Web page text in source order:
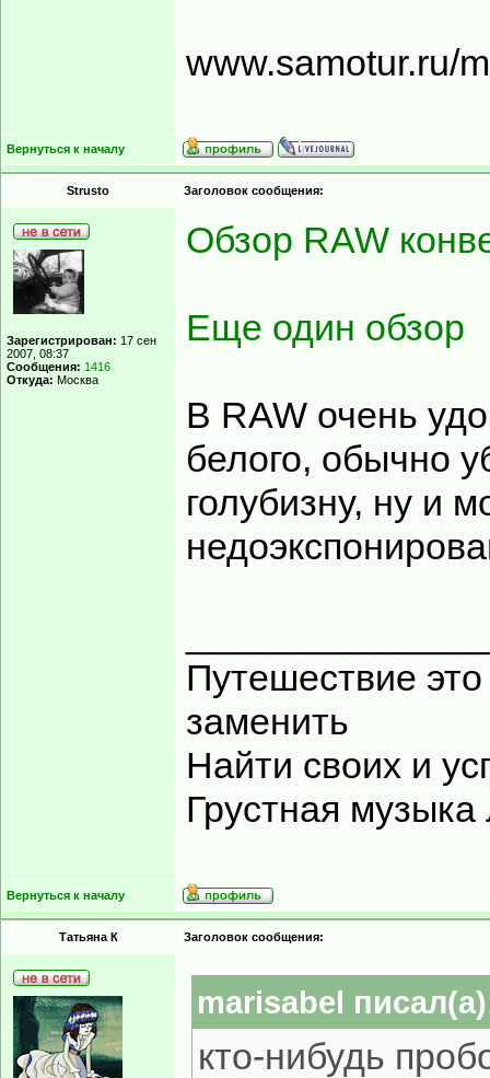
www.samotur.ru/
Вернуться к началу
Strusto Заголовок сообщения:
Зарегистрирован: 17 сен
2007, 08:37
Сообщения: 1416
Откуда: Москва
Обзор RAW
Еще один обзор
В RAW очень
белого, обычно
голубизну, ну и
Путешествие
заменить
Найти своих и
Грустная
Вернуться к началу
Татьяна К Заголовок сообщения:
marisabel
кто-нибудь